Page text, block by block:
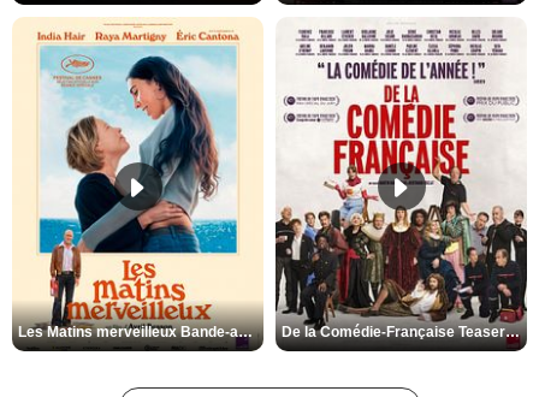
Les Matins merveilleux Bande-annonce VF De la Comédie-Française Teaser VF